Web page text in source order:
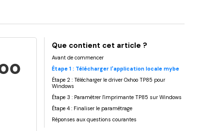
Que contient cet article ?
Avant de commencer
Étape 1 : Télécharger l'application locale mybe
Étape 2 : Télécharger le driver Oxhoo TP85 pour
Windows
Étape 3 : Paramétrer l'imprimante TP85 sur Windows
Étape 4 : Finaliser le paramétrage
Réponses aux questions courantes